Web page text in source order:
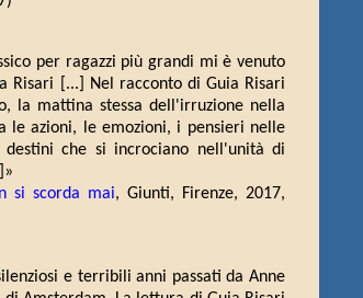
per ragazzi più grandi mi è venuto
Risari [...] Nel racconto di Guia Risari
la mattina stessa dell'irruzione nella
le azioni, le emozioni, i pensieri nelle
che si incrociano nell'unità di
si scorda mai, Giunti, Firenze, 2017,
e terribili anni passati da Anne